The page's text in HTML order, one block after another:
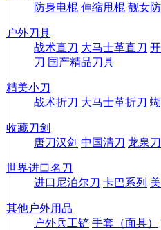
防身电棍 伸缩甩棍 靓女
户外刀具
战术直刀 大马士革直刀
刀 国产精品刀具
精美小刀
战术折刀 大马士革折刀
收藏刀剑
唐刀汉剑 中国清刀 龙泉
世界进口名刀
进口尼泊尔刀 卡巴系列
其他户外用品
户外兵工铲 手套（面具）